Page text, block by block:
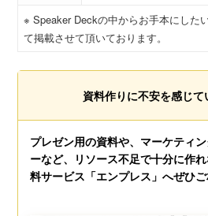
※ Speaker Deckの中からお手本にした
て掲載させて頂いております。
資料作りに不安を感じ
プレゼン用の資料や、マーケティ
ーなど、リソース不足で十分に作
料サービス「エンプレス」へぜひご